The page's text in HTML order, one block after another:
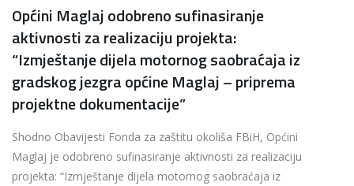
Općini Maglaj odobreno sufinasiranje
aktivnosti za realizaciju projekta:
“Izmještanje dijela motornog saobraćaja iz
gradskog jezgra općine Maglaj – priprema
projektne dokumentacije”
Shodno Obavijesti Fonda za zaštitu okoliša FBiH, Općini
Maglaj je odobreno sufinasiranje aktivnosti za realizaciju
projekta: “Izmještanje dijela motornog saobraćaja iz